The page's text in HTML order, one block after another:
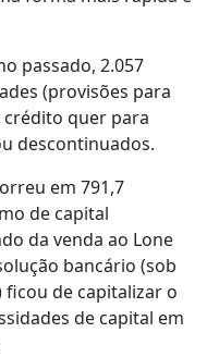
passado, 2.057
(provisões para
quer para
descontinuados.
em 791,7
de capital
da venda ao Lone
bancário (sob
ficou de capitalizar o
de capital em